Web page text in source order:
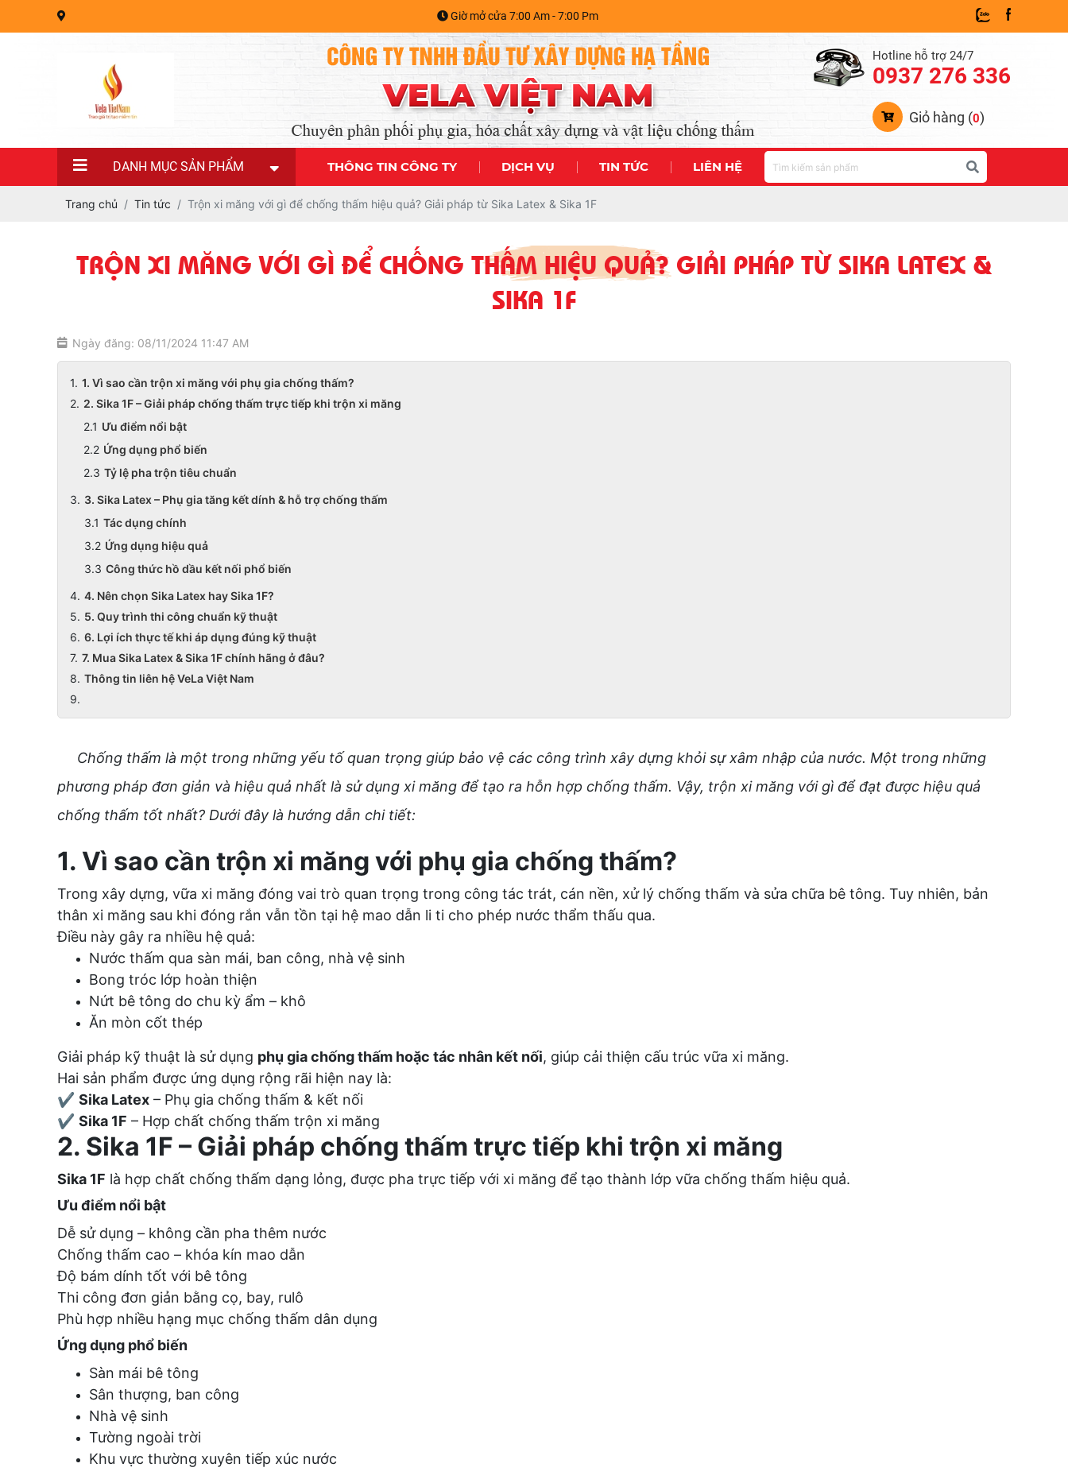
Giờ mở cửa 7:00 Am - 7:00 Pm
Hotline hỗ trợ 24/7
0937 276 336
Giỏ hàng (0)
DANH MỤC SẢN PHẨM THÔNG TIN CÔNG TY DỊCH VỤ TIN TỨC LIÊN HỆ
Trang chủ Tin tức Trộn xi măng với gì để chống thấm hiệu quả? Giải pháp từ Sika Latex & Sika 1F
TRỘN XI MĂNG VỚI GÌ ĐỂ CHỐNG THẤM HIỆU QUẢ? GIẢI PHÁP TỪ SIKA LATEX &
SIKA 1F
Ngày đăng: 08/11/2024 11:47 AM
1. Vì sao cần trộn xi măng với phụ gia chống thấm?
2. Sika 1F – Giải pháp chống thấm trực tiếp khi trộn xi măng
Ưu điểm nổi bật
Ứng dụng phổ biến
Tỷ lệ pha trộn tiêu chuẩn
3. Sika Latex – Phụ gia tăng kết dính & hỗ trợ chống thấm
Tác dụng chính
Ứng dụng hiệu quả
Công thức hồ dầu kết nối phổ biến
4. Nên chọn Sika Latex hay Sika 1F?
5. Quy trình thi công chuẩn kỹ thuật
6. Lợi ích thực tế khi áp dụng đúng kỹ thuật
7. Mua Sika Latex & Sika 1F chính hãng ở đâu?
Thông tin liên hệ VeLa Việt Nam
Chống thấm là một trong những yếu tố quan trọng giúp bảo vệ các công trình xây dựng khỏi sự xâm nhập của nước. Một trong những
phương pháp đơn giản và hiệu quả nhất là sử dụng xi măng để tạo ra hỗn hợp chống thấm. Vậy, trộn xi măng với gì để đạt được hiệu quả
chống thấm tốt nhất? Dưới đây là hướng dẫn chi tiết:
1. Vì sao cần trộn xi măng với phụ gia chống thấm?
Trong xây dựng, vữa xi măng đóng vai trò quan trọng trong công tác trát, cán nền, xử lý chống thấm và sửa chữa bê tông. Tuy nhiên, bản
thân xi măng sau khi đóng rắn vẫn tồn tại hệ mao dẫn li ti cho phép nước thẩm thấu qua.
Điều này gây ra nhiều hệ quả:
Nước thấm qua sàn mái, ban công, nhà vệ sinh
Bong tróc lớp hoàn thiện
Nứt bê tông do chu kỳ ẩm – khô
Ăn mòn cốt thép
Giải pháp kỹ thuật là sử dụng phụ gia chống thấm hoặc tác nhân kết nối, giúp cải thiện cấu trúc vữa xi măng.
Hai sản phẩm được ứng dụng rộng rãi hiện nay là:
✔ Sika Latex – Phụ gia chống thấm & kết nối
✔ Sika 1F – Hợp chất chống thấm trộn xi măng
2. Sika 1F – Giải pháp chống thấm trực tiếp khi trộn xi măng
Sika 1F là hợp chất chống thấm dạng lỏng, được pha trực tiếp với xi măng để tạo thành lớp vữa chống thấm hiệu quả.
Ưu điểm nổi bật
Dễ sử dụng – không cần pha thêm nước
Chống thấm cao – khóa kín mao dẫn
Độ bám dính tốt với bê tông
Thi công đơn giản bằng cọ, bay, rulô
Phù hợp nhiều hạng mục chống thấm dân dụng
Ứng dụng phổ biến
Sàn mái bê tông
Sân thượng, ban công
Nhà vệ sinh
Tường ngoài trời
Khu vực thường xuyên tiếp xúc nước